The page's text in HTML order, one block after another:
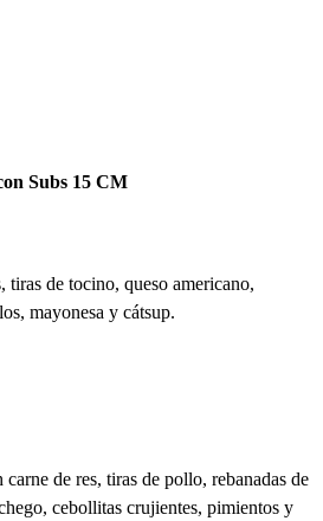
Subs 15 CM
tiras de tocino, queso americano,
mayonesa y cátsup.
de res, tiras de pollo, rebanadas de
cebollitas crujientes, pimientos y